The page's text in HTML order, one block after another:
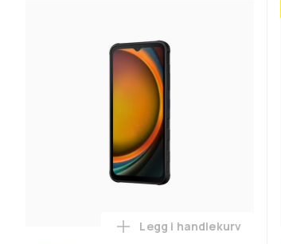
Legg Samsung
Legg i handlekurv